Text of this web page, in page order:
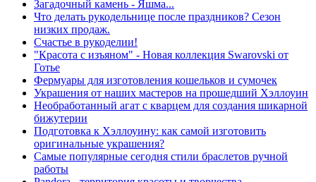
Загадочный камень - Яшма...
Что делать рукодельнице после праздников? Сезон
низких продаж.
Cчастье в рукоделии!
"Красота с изъяном" - Новая коллекция Swarovski от
Готье
Фермуары для изготовления кошельков и сумочек
Украшения от наших мастеров на прошедший Хэллоуин
Необработанный агат с кварцем для создания шикарной
бижутерии
Подготовка к Хэллоуину: как самой изготовить
оригинальные украшения?
Самые популярные сегодня стили браслетов ручной
работы